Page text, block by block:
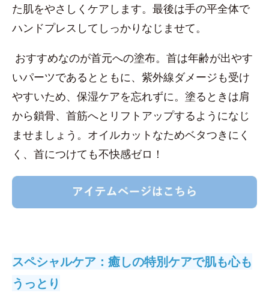
た肌をやさしくケアします。最後は手の平全体で
ハンドプレスしてしっかりなじませて。
おすすめなのが首元への塗布。首は年齢が出やす
いパーツであるとともに、紫外線ダメージも受け
やすいため、保湿ケアを忘れずに。塗るときは肩
から鎖骨、首筋へとリフトアップするようになじ
ませましょう。オイルカットなためベタつきにく
く、首につけても不快感ゼロ！
スペシャルケア：癒しの特別ケアで肌も心も
うっとり